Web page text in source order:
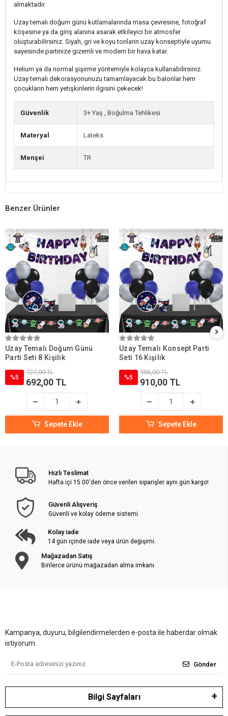
almaktadır.
Uzay temalı doğum günü kutlamalarında masa çevresine, fotoğraf
köşesine ya da giriş alanına asarak etkileyici bir atmosfer
oluşturabilirsiniz. Siyah, gri ve koyu tonların uzay konseptiyle uyumu
sayesinde partinize gizemli ve modern bir hava katar.
Helium ya da normal şişirme yöntemiyle kolayca kullanabilirsiniz.
Uzay temalı dekorasyonunuzu tamamlayacak bu balonlar hem
çocukların hem yetişkinlerin ilgisini çekecek!
Güvenlik 3+ Yaş , Boğulma Tehlikesi
Materyal Lateks
Menşei TR
Benzer Ürünler
Uzay Temalı Doğum Günü
Parti Seti 8 Kişilik
%5
727,00 TL
692,00 TL
Sepete Ekle
Uzay Temalı Konsept Parti
Seti 16 Kişilik
%5
956,00 TL
910,00 TL
Sepete Ekle
Hızlı Teslimat
Hafta içi 15:00'den önce verilen siparişler aynı gün kargo!
Güvenli Alışveriş
Güvenli ve kolay ödeme sistemi.
Kolay iade
14 gün içinde iade veya ürün değişimi.
Mağazadan Satış
Binlerce ürünü mağazadan alma imkanı.
Kampanya, duyuru, bilgilendirmelerden e-posta ile haberdar olmak
istiyorum.
Gönder
Bilgi Sayfaları